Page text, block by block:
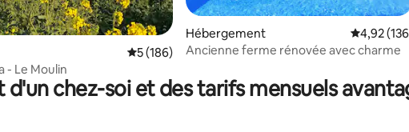
sur la base de 14 commentaires : 5 sur 5
Évaluation moyenne sur la base de 186
5 (186)
- Le Moulin
Hébergement
4,92
Ancienne ferme rénovée avec charme
d'un chez-soi et des tarifs mensuels